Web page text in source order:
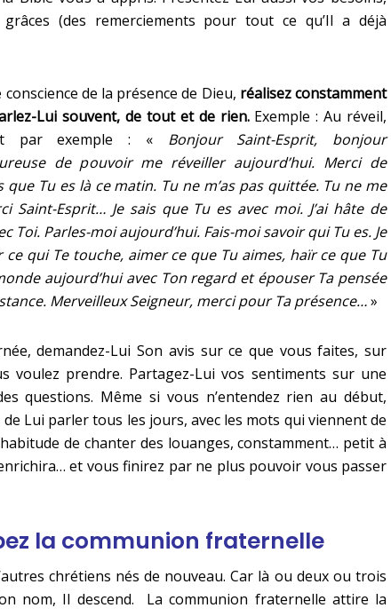
(des remerciements pour tout ce qu’Il a déjà
de la présence de Dieu, réalisez constamment
Lui souvent, de tout et de rien. Exemple : Au réveil,
par exemple : « Bonjour Saint-Esprit, bonjour
de pouvoir me réveiller aujourd’hui. Merci de
que Tu es là ce matin. Tu ne m’as pas quittée. Tu ne me
Saint-Esprit… Je sais que Tu es avec moi. J’ai hâte de
Toi. Parles-moi aujourd’hui. Fais-moi savoir qui Tu es. Je
qui Te touche, aimer ce que Tu aimes, haïr ce que Tu
aujourd’hui avec Ton regard et épouser Ta pensée
Merveilleux Seigneur, merci pour Ta présence…»
demandez-Lui Son avis sur ce que vous faites, sur
voulez prendre. Partagez-Lui vos sentiments sur une
questions. Même si vous n’entendez rien au début,
Lui parler tous les jours, avec les mots qui viennent de
de chanter des louanges, constamment… petit à
et vous finirez par ne plus pouvoir vous passer
la communion fraternelle
chrétiens nés de nouveau. Car là ou deux ou trois
nom, Il descend. La communion fraternelle attire la